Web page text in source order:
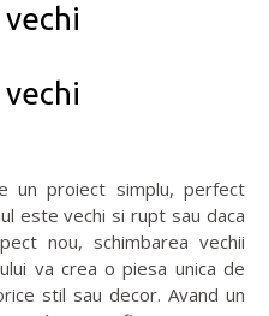
un proiect simplu, perfect
este vechi si rupt sau daca
nou, schimbarea vechii
va crea o piesa unica de
stil sau decor. Avand un